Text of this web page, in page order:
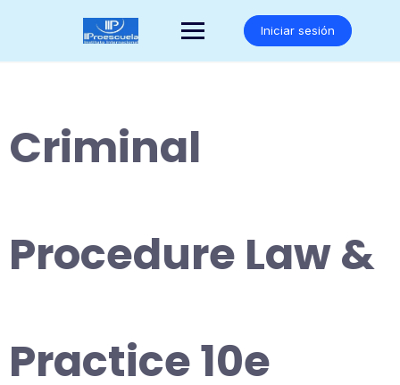
Iniciar sesión
Criminal
Procedure Law &
Practice 10e